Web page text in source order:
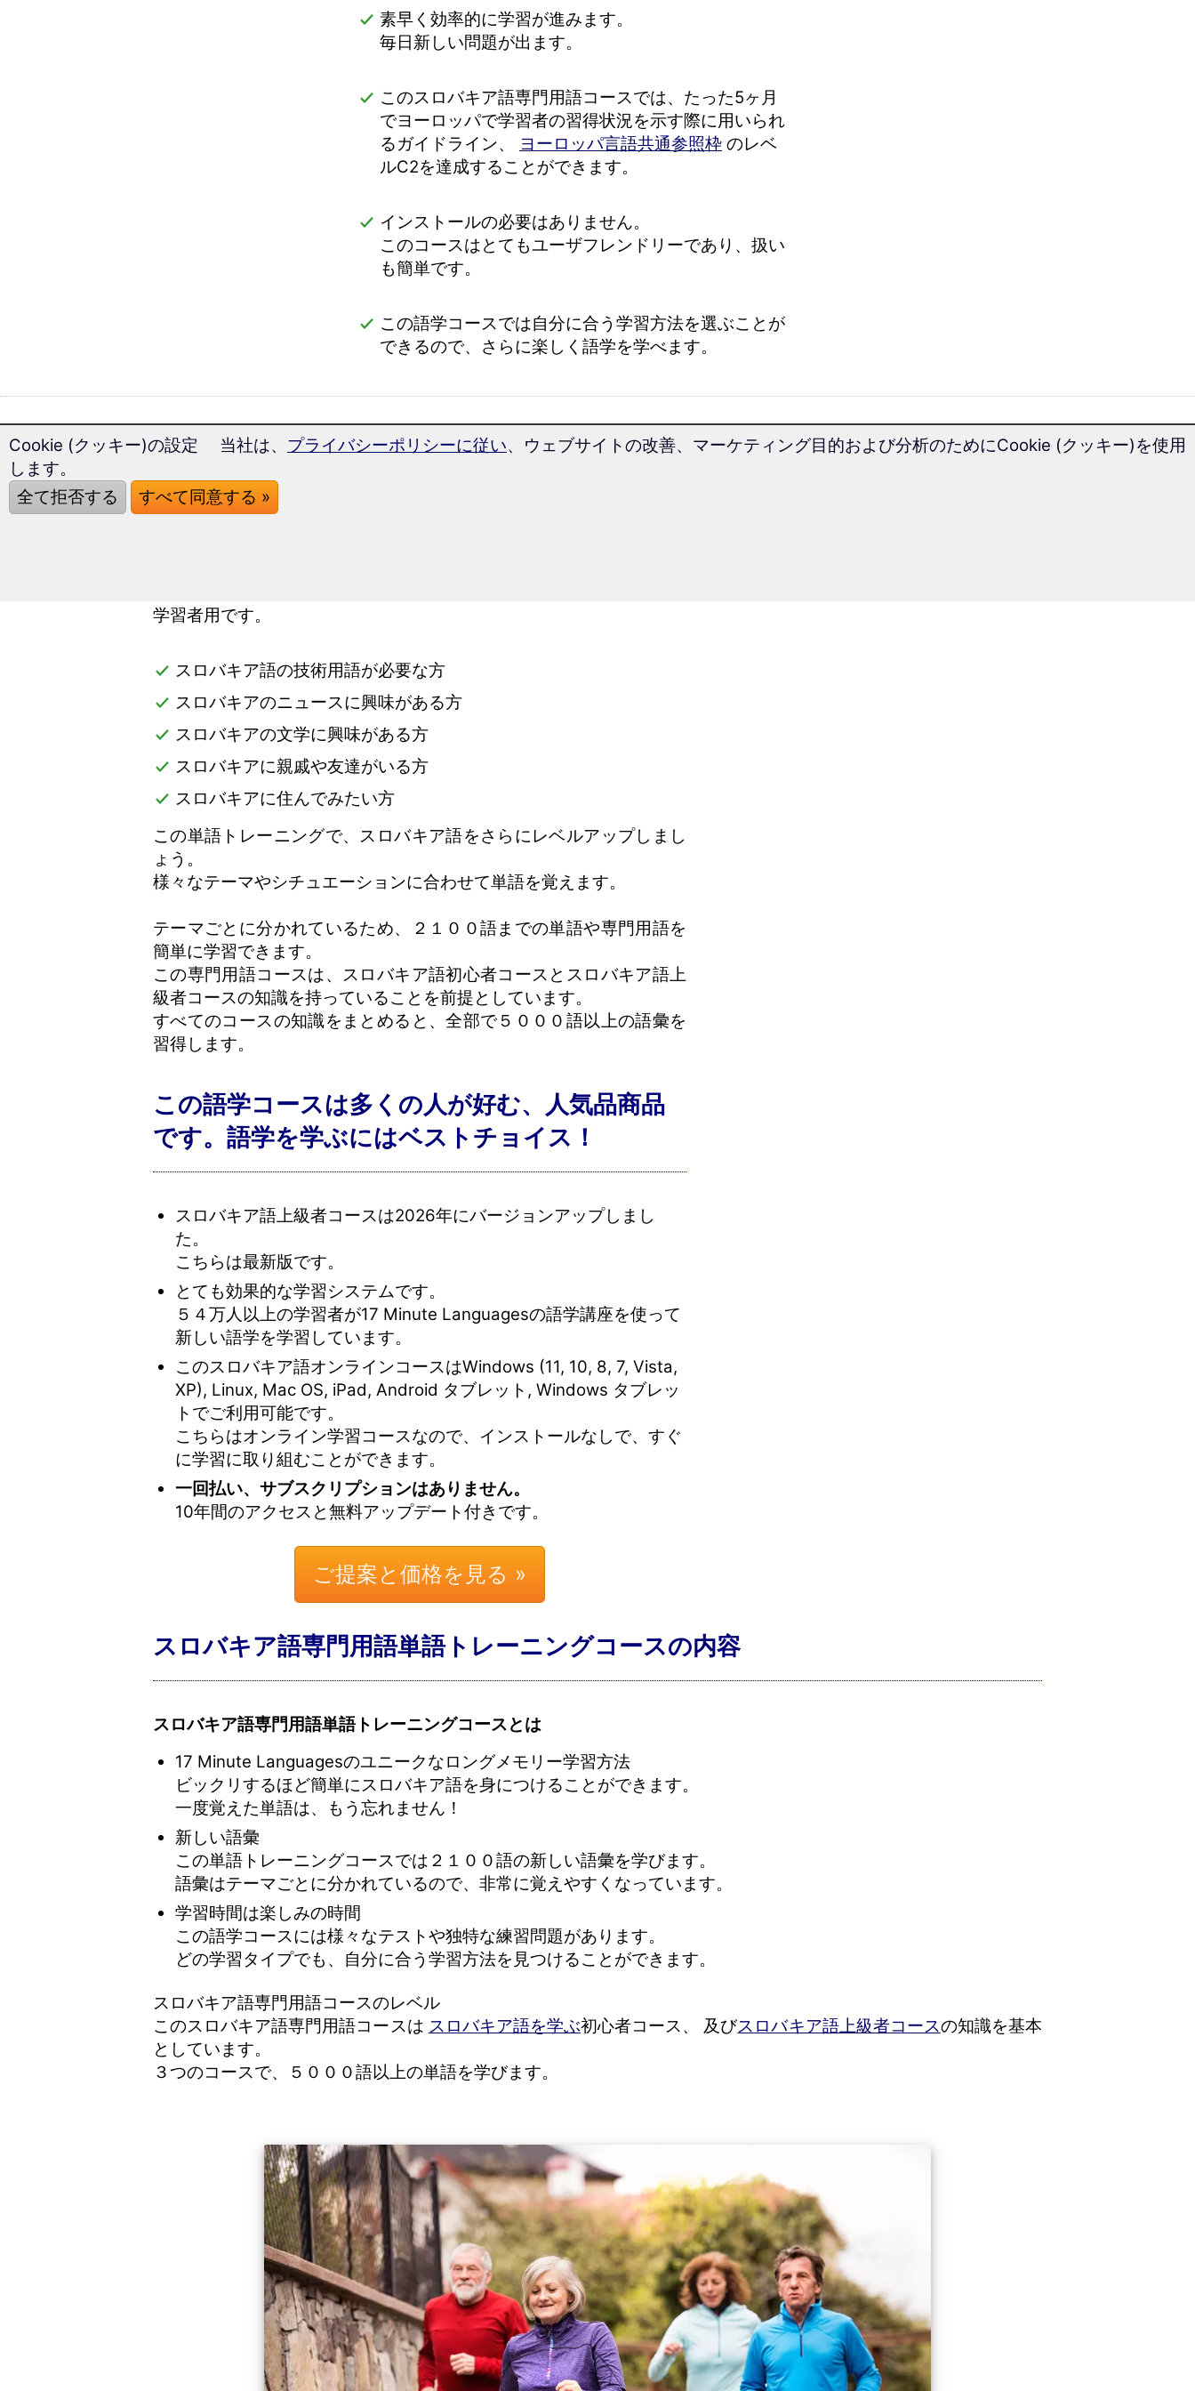
素早く効率的に学習が進みます。
毎日新しい問題が出ます。
このスロバキア語専門用語コースでは、たった5ヶ月
でヨーロッパで学習者の習得状況を示す際に用いられ
るガイドライン、 ヨーロッパ言語共通参照枠 のレベ
ルC2を達成することができます。
インストールの必要はありません。
このコースはとてもユーザフレンドリーであり、扱い
も簡単です。
この語学コースでは自分に合う学習方法を選ぶことが
できるので、さらに楽しく語学を学べます。
この語学コースは自分に向いているのでしょう
か？
学習者用です。
スロバキア語の技術用語が必要な方
スロバキアのニュースに興味がある方
スロバキアの文学に興味がある方
スロバキアに親戚や友達がいる方
スロバキアに住んでみたい方
この単語トレーニングで、スロバキア語をさらにレベルアップしまし
ょう。
様々なテーマやシチュエーションに合わせて単語を覚えます。
テーマごとに分かれているため、２１００語までの単語や専門用語を
簡単に学習できます。
この専門用語コースは、スロバキア語初心者コースとスロバキア語上
級者コースの知識を持っていることを前提としています。
すべてのコースの知識をまとめると、全部で５０００語以上の語彙を
習得します。
この語学コースは多くの人が好む、人気品商品
です。語学を学ぶにはベストチョイス！
スロバキア語上級者コースは2026年にバージョンアップしまし
た。
こちらは最新版です。
とても効果的な学習システムです。
５４万人以上の学習者が17 Minute Languagesの語学講座を使って
新しい語学を学習しています。
このスロバキア語オンラインコースはWindows (11, 10, 8, 7, Vista,
XP), Linux, Mac OS, iPad, Android タブレット, Windows タブレッ
トでご利用可能です。
こちらはオンライン学習コースなので、インストールなしで、すぐ
に学習に取り組むことができます。
一回払い、サブスクリプションはありません。
10年間のアクセスと無料アップデート付きです。
ご提案と価格を見る »
スロバキア語専門用語単語トレーニングコースの内容
スロバキア語専門用語単語トレーニングコースとは
17 Minute Languagesのユニークなロングメモリー学習方法
ビックリするほど簡単にスロバキア語を身につけることができます。
一度覚えた単語は、もう忘れません！
新しい語彙
この単語トレーニングコースでは２１００語の新しい語彙を学びます。
語彙はテーマごとに分かれているので、非常に覚えやすくなっています。
学習時間は楽しみの時間
この語学コースには様々なテストや独特な練習問題があります。
どの学習タイプでも、自分に合う学習方法を見つけることができます。
スロバキア語専門用語コースのレベル
このスロバキア語専門用語コースは スロバキア語を学ぶ初心者コース、 及びスロバキア語上級者コースの知識を基本
としています。
３つのコースで、５０００語以上の単語を学びます。
Cookie (クッキー)の設定 当社は、 プライバシーポリシーに従い、ウェブサイトの改善、マーケティング目的および分析のためにCookie (クッキー)を使用
します。
全て拒否する
すべて同意する »